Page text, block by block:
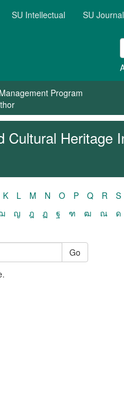
SU Intellectual SU Journal
Program
Cultural Heritage
K L M N O P Q R S
ญ ฎ ฏ ฐ ฑ ฒ ณ ด
Go